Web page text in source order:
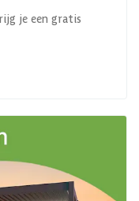
je een gratis